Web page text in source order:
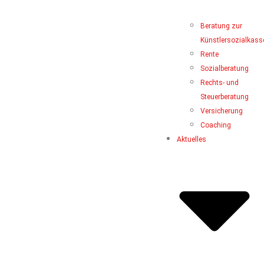
Beratung zur
Rente
Sozialberatung
Rechts- und
Steuerberatung
Versicherung
Coaching
Aktuelles